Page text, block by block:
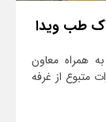
طب ویدا
همراه معاون
متبوع از غرفه